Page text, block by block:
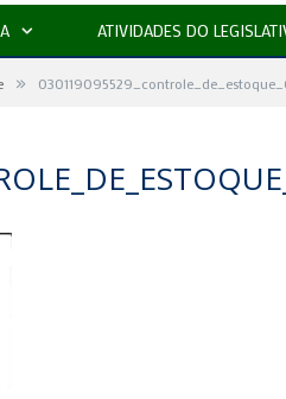
ATIVIDADES DO
»